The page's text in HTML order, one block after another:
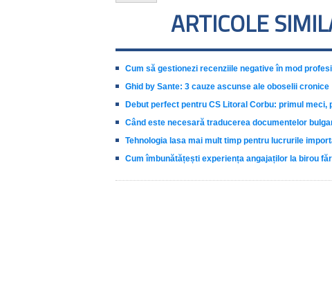
ARTICOLE
Cum să gestionezi recenziile negative în mod
Ghid by Sante: 3 cauze ascunse ale oboselii cronice
Debut perfect pentru CS Litoral Corbu: primul
Când este necesară traducerea documentelor
Tehnologia lasa mai mult timp pentru lucrurile
Cum îmbunătățești experiența angajaților la birou